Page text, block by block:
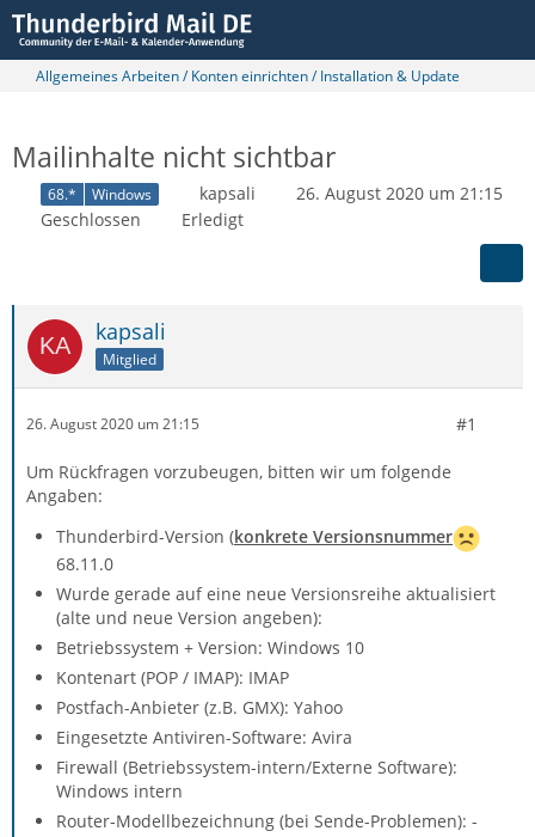
Allgemeines Arbeiten / Konten einrichten / Installation & Update
Mailinhalte nicht sichtbar
68.* Windows kapsali
26. August 2020 um 21:15
Geschlossen
Erledigt
kapsali
Mitglied
26. August 2020 um 21:15 #1
Um Rückfragen vorzubeugen, bitten wir um folgende
Angaben:
Thunderbird-Version (konkrete Versionsnummer
68.11.0
Wurde gerade auf eine neue Versionsreihe aktualisiert
(alte und neue Version angeben):
Betriebssystem + Version: Windows 10
Kontenart (POP / IMAP): IMAP
Postfach-Anbieter (z.B. GMX): Yahoo
Eingesetzte Antiviren-Software: Avira
Firewall (Betriebssystem-intern/Externe Software):
Windows intern
Router-Modellbezeichnung (bei Sende-Problemen): -